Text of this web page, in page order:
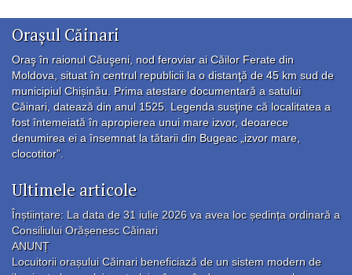
Orașul Căinari
Oraş în raionul Căuşeni, nod feroviar ai Căilor Ferate din
Moldova, situat în centrul republicii la o distanţă de 45 km sud de
municipiul Chișinău. Prima atestare documentară a satului
Căinari, datează din anul 1525. Legenda susţine că localitatea a
fost întemeiată în apropierea unui mare izvor, deoarece
denumirea ei a însemnat la tătarii din Bugeac „izvor mare,
clocotitor”.
Ultimele articole
Înștiințare: La data de 31 iulie 2026 va avea loc ședința ordinară a
Consiliului Orășenesc Căinari
ANUNȚ
Locuitorii orașului Căinari beneficiază de un sistem modern de